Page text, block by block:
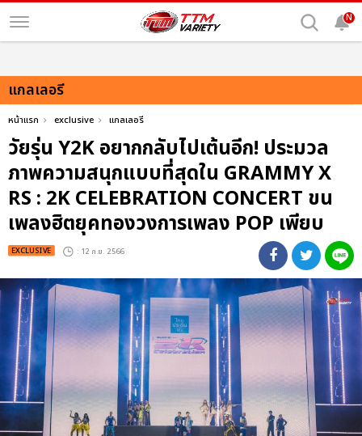
N
แกลเลอรี
หน้าแรก exclusive แกลเลอรี
วัยรุ่น Y2K อยากกลับไปเต้นอีก! ประมวล
ภาพความสนุกแบบที่สุดใน GRAMMY X
RS : 2K CELEBRATION CONCERT ขน
เพลงฮิตยุคทองวงการเพลง POP เพียบ
EXCLUSIVE : 12 ก.ย. 2566